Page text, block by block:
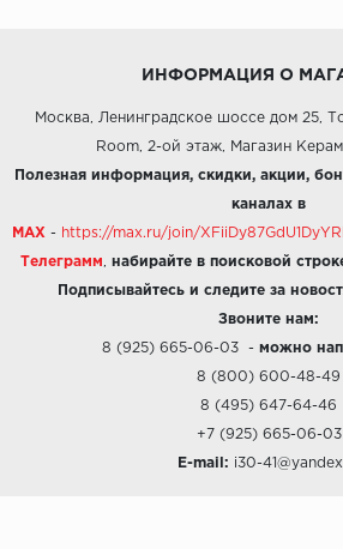
ИНФОРМАЦИЯ О
Москва, Ленинградское шоссе дом 25,
Room, 2-ой этаж, Магазин
Полезная информация, скидки, акции,
каналах в
MAX - https://max.ru/join/
Телеграмм набирайте в поисковой
Подписывайтесь и следите за
Звоните нам:
8 (925) 665-06-03- можно
8 (800) 600-48-49
8 (495) 647-64-46
+7 (925) 665-06-03
E-mail: i30-